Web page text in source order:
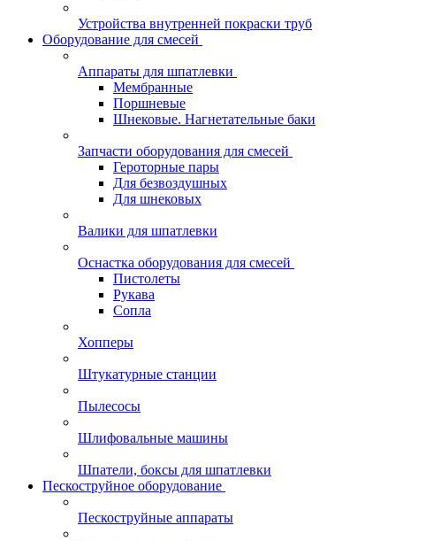
Устройства внутренней покраски труб
Оборудование для смесей
Аппараты для шпатлевки
Мембранные
Поршневые
Шнековые. Нагнетательные баки
Запчасти оборудования для смесей
Героторные пары
Для безвоздушных
Для шнековых
Валики для шпатлевки
Оснастка оборудования для смесей
Пистолеты
Рукава
Сопла
Хопперы
Штукатурные станции
Пылесосы
Шлифовальные машины
Шпатели, боксы для шпатлевки
Пескоструйное оборудование
Пескоструйные аппараты